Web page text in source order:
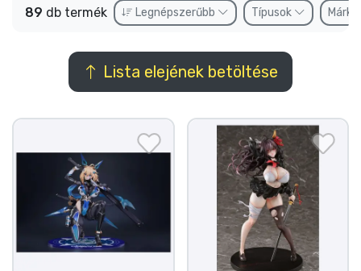
89 db termék Legnépszerűbb Típusok
Lista elejének betöltése
Lista
Szállítás és fizetés
Sorozatos cuccok
Filmes cuccok
Mesés cuccok
Animés cuccok
Gamer cuccok